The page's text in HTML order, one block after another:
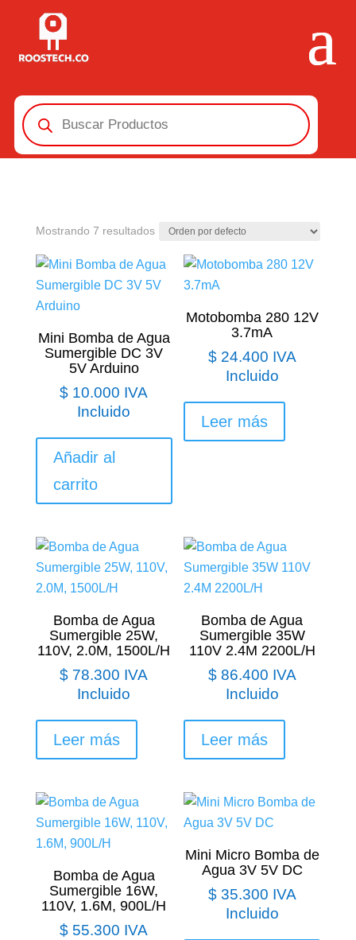
Búsqueda
de
productos
Mostrando 7 resultados
Mini Bomba de Agua
Sumergible DC 3V
5V Arduino
$ 10.000 IVA
Incluido
Añadir al
carrito
Motobomba 280 12V
3.7mA
$24.400 IVA
Incluido
Leer más
Bomba de Agua
Sumergible 25W,
110V, 2.0M, 1500L/H
$ 78.300 IVA
Incluido
Leer más
Bomba de Agua
Sumergible 35W
110V 2.4M 2200L/H
$86.400 IVA
Incluido
Leer más
Bomba de Agua
Sumergible 16W,
110V, 1.6M, 900L/H
$ 55.300 IVA
Mini Micro Bomba de
Agua 3V 5V DC
$35.300 IVA
Incluido